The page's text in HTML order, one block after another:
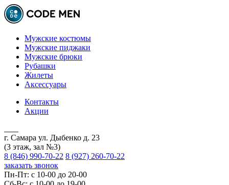
Мужские костюмы
Мужские пиджаки
Мужские брюки
Рубашки
Жилеты
Аксессуары
Контакты
Акции
г. Самара ул. Дыбенко д. 23
(3 этаж, зал №3)
8 (846) 990-70-22 8 (927) 260-70-22
заказать звонок
Пн-Пт: с 10-00 до 20-00